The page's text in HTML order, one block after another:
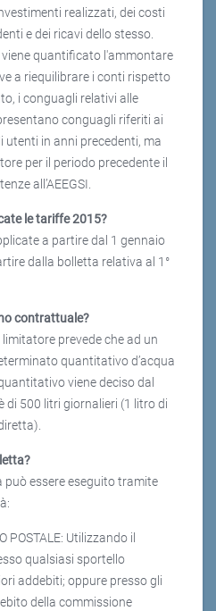
realizzati, dei costi
e dei ricavi dello stesso.
quantificato l'ammontare
a riequilibrare i conti rispetto
i conguagli relativi alle
conguagli riferiti ai
in anni precedenti, ma
per il periodo precedente il
all’AEEGSI.
le tariffe 2015?
a partire dal 1 gennaio
dalla bolletta relativa al 1°
contrattuale?
limitatore prevede che ad un
quantitativo d’acqua
viene deciso dal
di 500 litri giornalieri (1 litro di
essere eseguito tramite
Utilizzando il
qualsiasi sportello
addebiti; oppure presso gli
della commissione